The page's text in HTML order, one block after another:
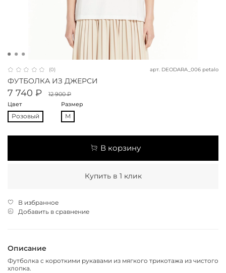
(0) арт. DEODARA_006 petalo
ФУТБОЛКА ИЗ ДЖЕРСИ
7 740 ₽
12 900 ₽
Цвет
Розовый
Размер
M
В корзину
Купить в 1 клик
В избранное
Добавить в сравнение
Описание
Футболка с короткими рукавами из мягкого трикотажа из чистого
хлопка.